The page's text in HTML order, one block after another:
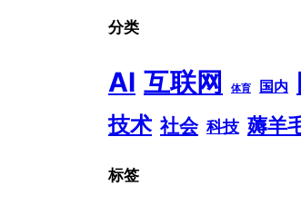
分类
AI 互联网 体育 国内
技术 社会 科技 薅羊
标签